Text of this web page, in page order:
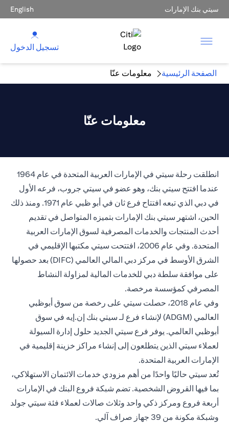
سيتي بنك الإمارات English
تسجيل الدخول
الصفحة الرئيسية معلومات عنّا
معلومات عنّا
انطلقت رحلة سيتي في الإمارات العربية المتحدة في عام 1964
عندما افتتح سيتي بنك، وهو عضو في سيتي جروب، فرعه الأول
في دبي الذي تبعه افتتاح فرع ثان في أبو ظبي عام 1971. ومنذ ذلك
الحين، اشتهر سيتي بنك الإمارات بتميزه المتواصل في تقديم
أحدث المنتجات والخدمات المصرفية لسوق الإمارات العربية
المتحدة. وفي عام 2006، افتتحت سيتي مكتبها الإقليمي في
الشرق الأوسط في مركز دبي المالي العالمي (DIFC) بعد حصولها
على موافقة سلطة دبي للخدمات المالية لمزاولة النشاط
المصرفي كمؤسسة مرخصة.
وفي عام 2018، حصلت سيتي على رخصة من سوق أبوظبي
العالمي (ADGM) لإنشاء فرع لـ سيتي بنك إن.إيه في سوق
أبوظبي العالمي. يوفر فرع سيتي الجديد حلول إدارة السيولة
لعملاء سيتي الذين يتطلعون إلى إنشاء مراكز خزينة إقليمية في
الإمارات العربية المتحدة.
تُعد سيتي حاليًا واحدًا من أهم مزودي خدمات الائتمان الاستهلاكي،
بما فيها القروض الشخصية. تضم شبكة فروع البنك في الإمارات
أربعة فروع ومركز ذكي واحد وثلاث صالات لعملاء فئة سيتي جولد
وشبكة مكونة من 39 جهاز صراف آلي.